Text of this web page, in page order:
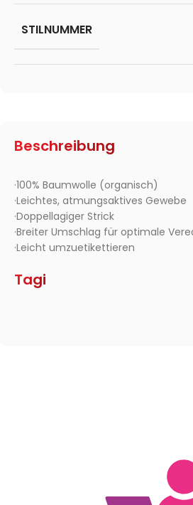
Beschreibung
·100% Baumwolle (organisch)
·Leichtes, atmungsaktives Gewebe
·Doppellagiger Strick
·Breiter Umschlag für optimale
·Leicht umzuetikettieren
Tagi
STILNUMMER